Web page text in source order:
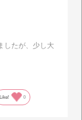
したが、少し大
敷を入れました
分の持っている
です…
Like! 0